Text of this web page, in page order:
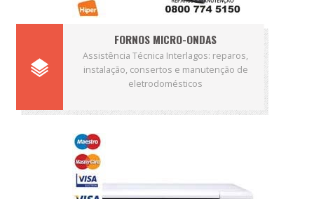
FORNOS MICRO-ONDAS
Assistência Técnica Interlagos: reparos,
instalação, consertos e manutenção de
eletrodomésticos